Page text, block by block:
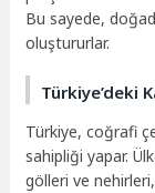
Bu sayede,
oluştururlar.
Türkiye’deki
Türkiye, coğrafi
sahipliği yapar.
gölleri ve